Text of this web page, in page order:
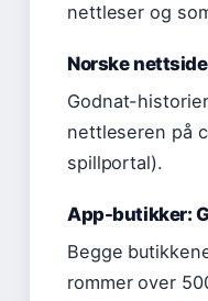
nettleser og
Norske
Godnat-
nettleseren på
spillportal).
App-butikker:
Begge
rommer over